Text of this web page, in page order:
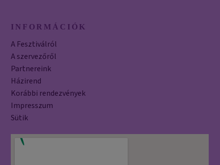
INFORMÁCIÓK
A Fesztiválról
A szervezőről
Partnereink
Házirend
Korábbi rendezvények
Impresszum
Sütik